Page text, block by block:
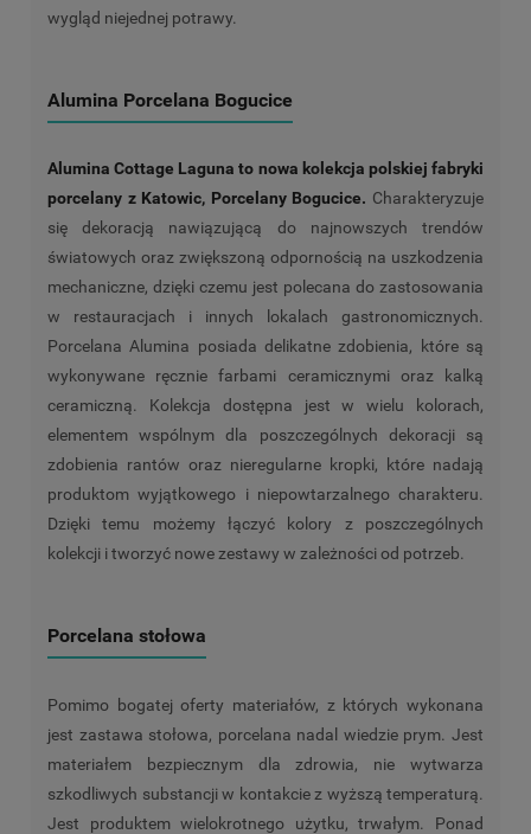
wygląd niejednej potrawy.
Alumina Porcelana Bogucice
Alumina Cottage Laguna to nowa kolekcja polskiej fabryki
porcelany z Katowic, Porcelany Bogucice. Charakteryzuje
się dekoracją nawiązującą do najnowszych trendów
światowych oraz zwiększoną odpornością na uszkodzenia
mechaniczne, dzięki czemu jest polecana do zastosowania
w restauracjach i innych lokalach gastronomicznych.
Porcelana Alumina posiada delikatne zdobienia, które są
wykonywane ręcznie farbami ceramicznymi oraz kalką
ceramiczną. Kolekcja dostępna jest w wielu kolorach,
elementem wspólnym dla poszczególnych dekoracji są
zdobienia rantów oraz nieregularne kropki, które nadają
produktom wyjątkowego i niepowtarzalnego charakteru.
Dzięki temu możemy łączyć kolory z poszczególnych
kolekcji i tworzyć nowe zestawy w zależności od potrzeb.
Porcelana stołowa
Pomimo bogatej oferty materiałów, z których wykonana
jest zastawa stołowa, porcelana nadal wiedzie prym. Jest
materiałem bezpiecznym dla zdrowia, nie wytwarza
szkodliwych substancji w kontakcie z wyższą temperaturą.
Jest produktem wielokrotnego użytku, trwałym. Ponad